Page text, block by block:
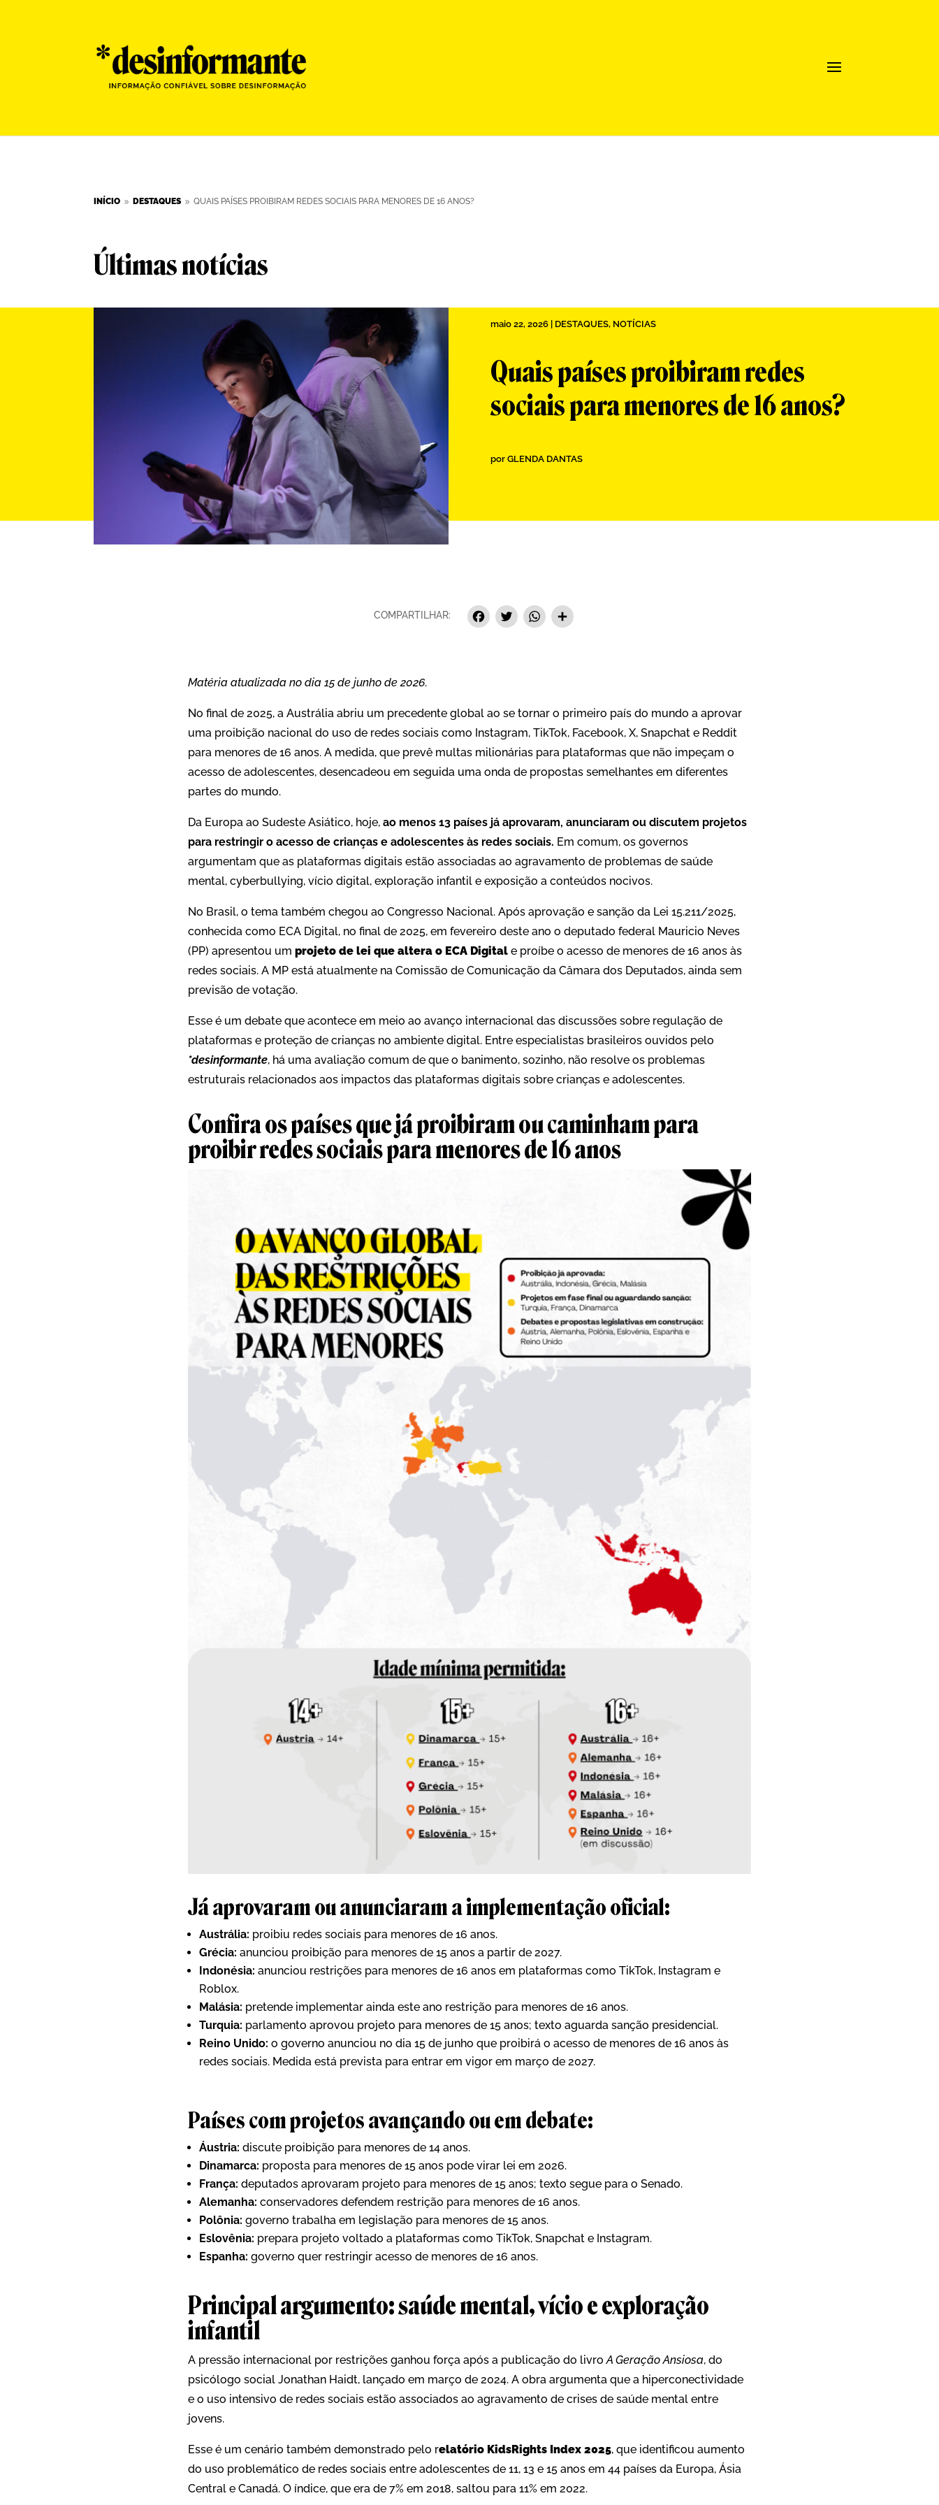
INÍCIO 9 DESTAQUES 9 QUAIS PAÍSES PROIBIRAM REDES SOCIAIS PARA MENORES DE 16 ANOS?
Últimas notícias
maio 22, 2026| DESTAQUES, NOTÍCIAS
Quais países proibiram redes
sociais para menores de 16 anos?
por GLENDA DANTAS
COMPARTILHAR: Facebook
Twitter
WhatsApp
Matéria atualizada no dia 15 de junho de 2026.
No final de 2025, a Austrália abriu um precedente global ao se tornar o primeiro país do mundo a aprovar
uma proibição nacional do uso de redes sociais como Instagram, TikTok, Facebook, X, Snapchat e Reddit
para menores de 16 anos. A medida, que prevê multas milionárias para plataformas que não impeçam o
acesso de adolescentes, desencadeou em seguida uma onda de propostas semelhantes em diferentes
partes do mundo.
Da Europa ao Sudeste Asiático, hoje, ao menos 13 países já aprovaram, anunciaram ou discutem projetos
para restringir o acesso de crianças e adolescentes às redes sociais. Em comum, os governos
argumentam que as plataformas digitais estão associadas ao agravamento de problemas de saúde
mental, cyberbullying, vício digital, exploração infantil e exposição a conteúdos nocivos.
No Brasil, o tema também chegou ao Congresso Nacional. Após aprovação e sanção da Lei 15.211/2025,
conhecida como ECA Digital, no final de 2025, em fevereiro deste ano o deputado federal Mauricio Neves
(PP) apresentou um projeto de lei que altera o ECA Digitale proíbe o acesso de menores de 16 anos às
redes sociais. A MP está atualmente na Comissão de Comunicação da Câmara dos Deputados, ainda sem
previsão de votação.
Esse é um debate que acontece em meio ao avanço internacional das discussões sobre regulação de
plataformas e proteção de crianças no ambiente digital. Entre especialistas brasileiros ouvidos pelo
*desinformante, há uma avaliação comum de que o banimento, sozinho, não resolve os problemas
estruturais relacionados aos impactos das plataformas digitais sobre crianças e adolescentes.
Confira os países que já proibiram ou caminham para
proibir redes sociais para menores de 16 anos
Já aprovaram ou anunciaram a implementação oficial:
Austrália: proibiu redes sociais para menores de 16 anos.
Grécia: anunciou proibição para menores de 15 anos a partir de 2027.
Indonésia: anunciou restrições para menores de 16 anos em plataformas como TikTok, Instagram e
Roblox.
Malásia: pretende implementar ainda este ano restrição para menores de 16 anos.
Turquia: parlamento aprovou projeto para menores de 15 anos; texto aguarda sanção presidencial.
Reino Unido: o governo anunciou no dia 15 de junho que proibirá o acesso de menores de 16 anos às
redes sociais. Medida está prevista para entrar em vigor em março de 2027.
Países com projetos avançando ou em debate:
Áustria: discute proibição para menores de 14 anos.
Dinamarca: proposta para menores de 15 anos pode virar lei em 2026.
França: deputados aprovaram projeto para menores de 15 anos; texto segue para o Senado.
Alemanha: conservadores defendem restrição para menores de 16 anos.
Polônia: governo trabalha em legislação para menores de 15 anos.
Eslovênia: prepara projeto voltado a plataformas como TikTok, Snapchat e Instagram.
Espanha: governo quer restringir acesso de menores de 16 anos.
Principal argumento: saúde mental, vício e exploração
infantil
A pressão internacional por restrições ganhou força após a publicação do livroA Geração Ansiosa, do
psicólogo social Jonathan Haidt, lançado em março de 2024. A obra argumenta que a hiperconectividade
e o uso intensivo de redes sociais estão associados ao agravamento de crises de saúde mental entre
jovens.
Esse é um cenário também demonstrado pelo relatório KidsRights Index 2025, que identificou aumento
do uso problemático de redes sociais entre adolescentes de 11, 13 e 15 anos em 44 países da Europa, Ásia
Central e Canadá. O índice, que era de 7% em 2018, saltou para 11% em 2022.